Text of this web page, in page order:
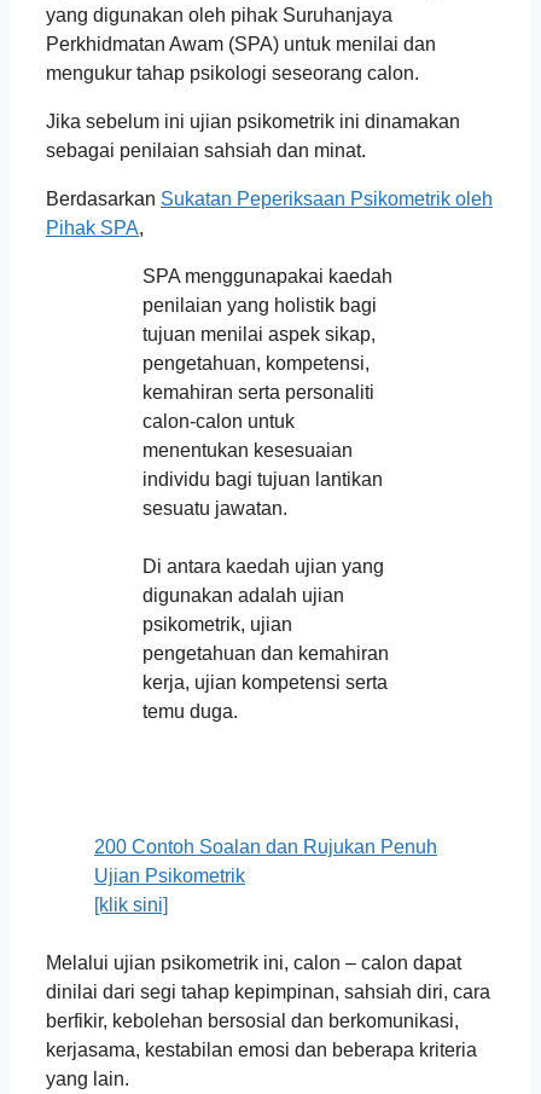
yang digunakan oleh pihak Suruhanjaya
Perkhidmatan Awam (SPA) untuk menilai dan
mengukur tahap psikologi seseorang calon.
Jika sebelum ini ujian psikometrik ini dinamakan
sebagai penilaian sahsiah dan minat.
Berdasarkan Sukatan Peperiksaan Psikometrik oleh
Pihak SPA,
SPA menggunapakai kaedah
penilaian yang holistik bagi
tujuan menilai aspek sikap,
pengetahuan, kompetensi,
kemahiran serta personaliti
calon-calon untuk
menentukan kesesuaian
individu bagi tujuan lantikan
sesuatu jawatan.
Di antara kaedah ujian yang
digunakan adalah ujian
psikometrik, ujian
pengetahuan dan kemahiran
kerja, ujian kompetensi serta
temu duga.
200 Contoh Soalan dan Rujukan Penuh
Ujian Psikometrik
[klik sini]
Melalui ujian psikometrik ini, calon – calon dapat
dinilai dari segi tahap kepimpinan, sahsiah diri, cara
berfikir, kebolehan bersosial dan berkomunikasi,
kerjasama, kestabilan emosi dan beberapa kriteria
yang lain.